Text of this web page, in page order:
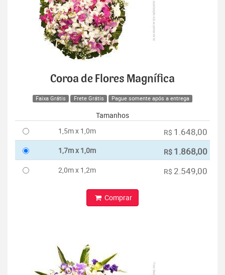
Coroa de Flores Magnífica
Faixa Grátis Frete Grátis Pague somente após a entrega
Tamanhos
1,5m x 1,0m
R$ 1.648,00
1,7m x 1,0m R$ 1.868,00
2,0m x 1,2m R$ 2.549,00
Comprar